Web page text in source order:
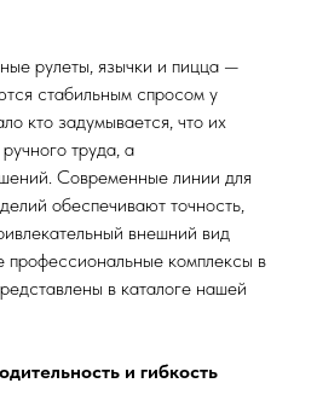
рулеты, язычки и пицца —
стабильным спросом у
кто задумывается, что их
труда, а
Современные линии для
обеспечивают точность,
внешний вид
профессиональные комплексы в
в каталоге нашей
и гибкость